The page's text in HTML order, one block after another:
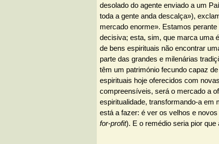
desolado do agente enviado a um
toda a gente anda descalça»),
mercado enorme». Estamos
decisiva; esta, sim, que marca uma
de bens espirituais não encontrar
parte das grandes e milenárias
têm um património fecundo capaz
espirituais hoje oferecidos com
compreensíveis, será o mercado a
espiritualidade, transformando-a em
está a fazer: é ver os velhos e
for-profit). E o remédio seria pior que